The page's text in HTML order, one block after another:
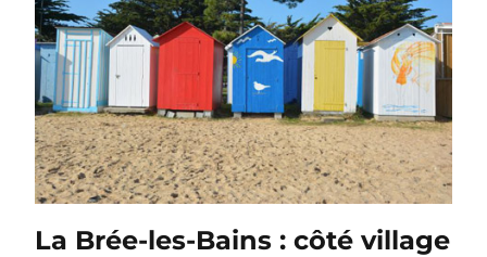
La Brée-les-Bains : côté village